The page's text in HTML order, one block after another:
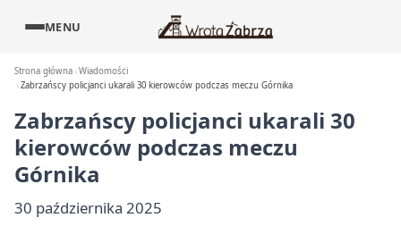
MENU
Strona główna Wiadomości
Zabrzańscy policjanci ukarali 30 kierowców podczas meczu Górnika
Zabrzańscy policjanci ukarali 30
kierowców podczas meczu
Górnika
30 października 2025